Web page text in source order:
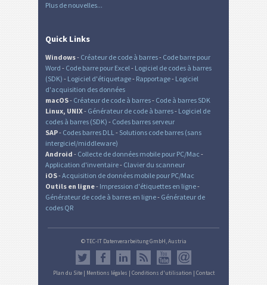
Plus de nouvelles...
Quick Links
Windows- Créateur de code à barres- Code barre pour
Word - Code barre pour Excel - Logiciel de codes à barres
(SDK) - Logiciel d'étiquetage- Rapportage- Logiciel
d'acquisition des données
macOS- Créateur de code à barres- Code à barres SDK
Linux, UNIX- Générateur de code à barres- Logiciel de
codes à barres (SDK) - Codes barres serveur
SAP- Codes barres DLL - Solutions code barres (sans
intergiciel/middleware)
Android - Collecte de données mobile pour PC/Mac -
Application d'inventaire- Clavier du scanneur
iOS-Acquisition de données mobile pour PC/Mac
Outils en ligne- Impression d'étiquettes en ligne-
Générateur de code à barres en ligne- Générateur de
codes QR
© TEC-IT Datenverarbeitung GmbH, Austria
Plan du Site| Mentions légales | Conditions d'utilisation | Contact